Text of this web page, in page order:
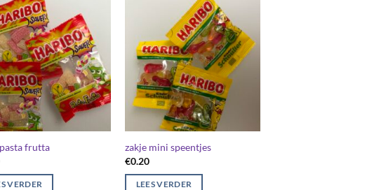
frutta
VERDER
zakje mini speentjes
€0.20
LEES VERDER